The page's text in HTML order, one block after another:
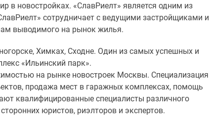
в новостройках. «СлавРиелт» является одним из
сотрудничает с ведущими застройщиками и
выводимого на рынок жилья.
Химках, Сходне. Один из самых успешных и
«Ильинский парк».
на рынке новостроек Москвы. Специализация
продажа мест в гаражных комплексах, помощь
квалифицированные специалисты различного
юристов, риэлторов и экспертов.